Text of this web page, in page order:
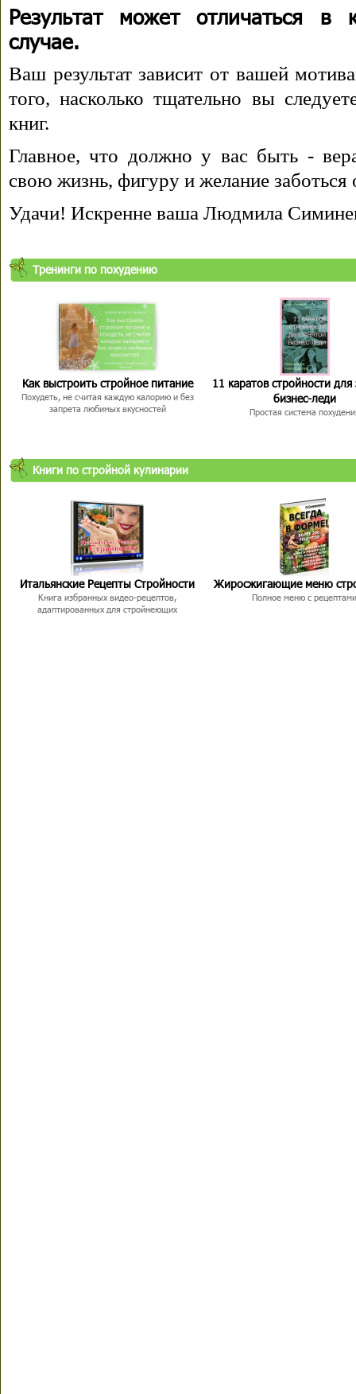
Результат может отличаться в
случае.
Ваш результат зависит от вашей
того, насколько тщательно вы
книг.
Главное, что должно у вас быть -
свою жизнь, фигуру и желание заботься
Удачи! Искренне ваша Людмила
Тренинги по похудению
Как выстроить стройное питание
Похудеть, не считая каждую калорию и без
запрета любимых вкусностей
11 каратов стройности для
бизнес-леди
Простая система
Книги по стройной кулинарии
Итальянские Рецепты Стройности
Книга избранных видео-рецептов,
адаптированных для стройнеющих
Жиросжигающие меню
Полное меню с рецептами